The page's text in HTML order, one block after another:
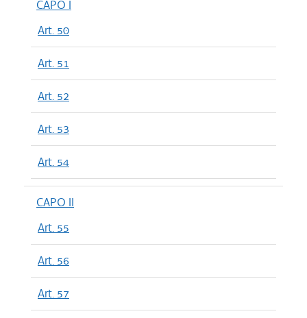
CAPO I
Art. 50
Art. 51
Art. 52
Art. 53
Art. 54
CAPO II
Art. 55
Art. 56
Art. 57